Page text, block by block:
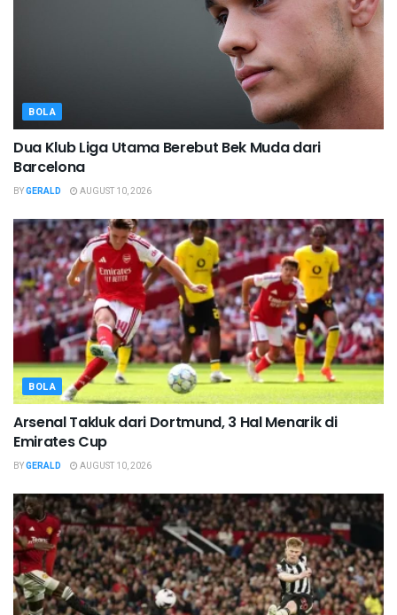
BOLA
Dua Klub Liga Utama Berebut Bek Muda dari
Barcelona
BYGERALD AUGUST 10, 2026
BOLA
Arsenal Takluk dari Dortmund, 3 Hal Menarik di
Emirates Cup
BYGERALD AUGUST 10, 2026